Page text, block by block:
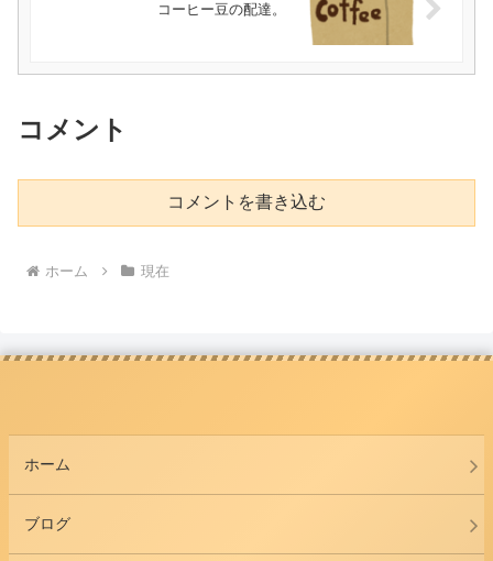
コーヒー豆の配達。
コメント
コメントを書き込む
ホーム 現在
ホーム
ブログ